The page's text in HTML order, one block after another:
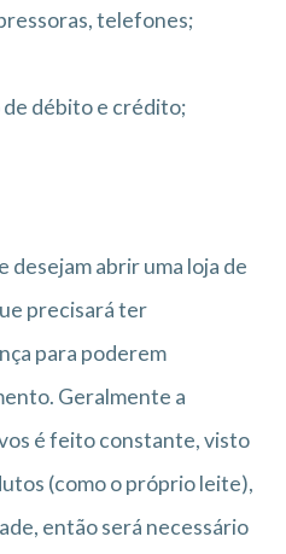
telefones;
débito e crédito;
desejam abrir uma loja de
precisará ter
para poderem
Geralmente a
é feito constante, visto
(como o próprio leite),
então será necessário